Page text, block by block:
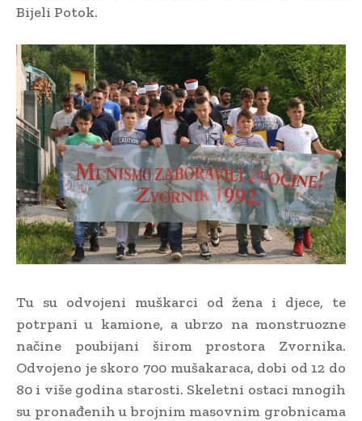
Bijeli Potok.
Tu su odvojeni muškarci od žena i djece, te
potrpani u kamione, a ubrzo na monstruozne
načine poubijani širom prostora Zvornika.
Odvojeno je skoro 700 mušakaraca, dobi od 12 do
80 i više godina starosti. Skeletni ostaci mnogih
su pronađenih u brojnim masovnim grobnicama